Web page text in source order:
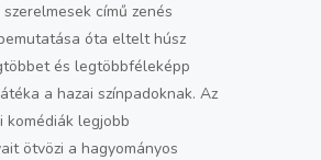
című zenés
óta eltelt húsz
és legtöbbféleképp
a hazai színpadoknak. Az
komédiák legjobb
ötvözi a hagyományos